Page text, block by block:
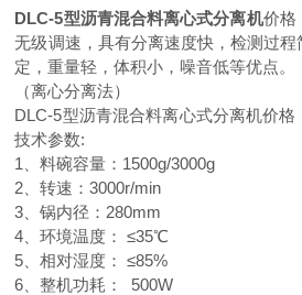
DLC-5型沥青混合料离心式分离机价格
无级调速，具有分离速度快，检测过
定，重量轻，体积小，噪音低等优点。
（离心分离法）
DLC-5型沥青混合料离心式分离机价格
技术参数:
1
、料碗容量： 1500g/3000g
2 、转速：3000r/min
3 、锅内径： 280mm
4 、环境温度： ≤35℃
5 、相对湿度： ≤85%
6 、整机功耗：
500W